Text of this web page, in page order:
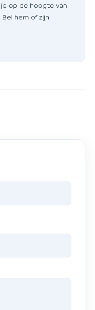
op de hoogte van
Bel hem of zijn